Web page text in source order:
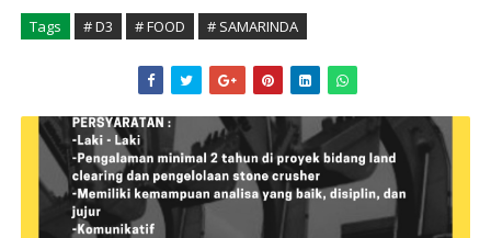
Tags # D3 # FOOD # SAMARINDA